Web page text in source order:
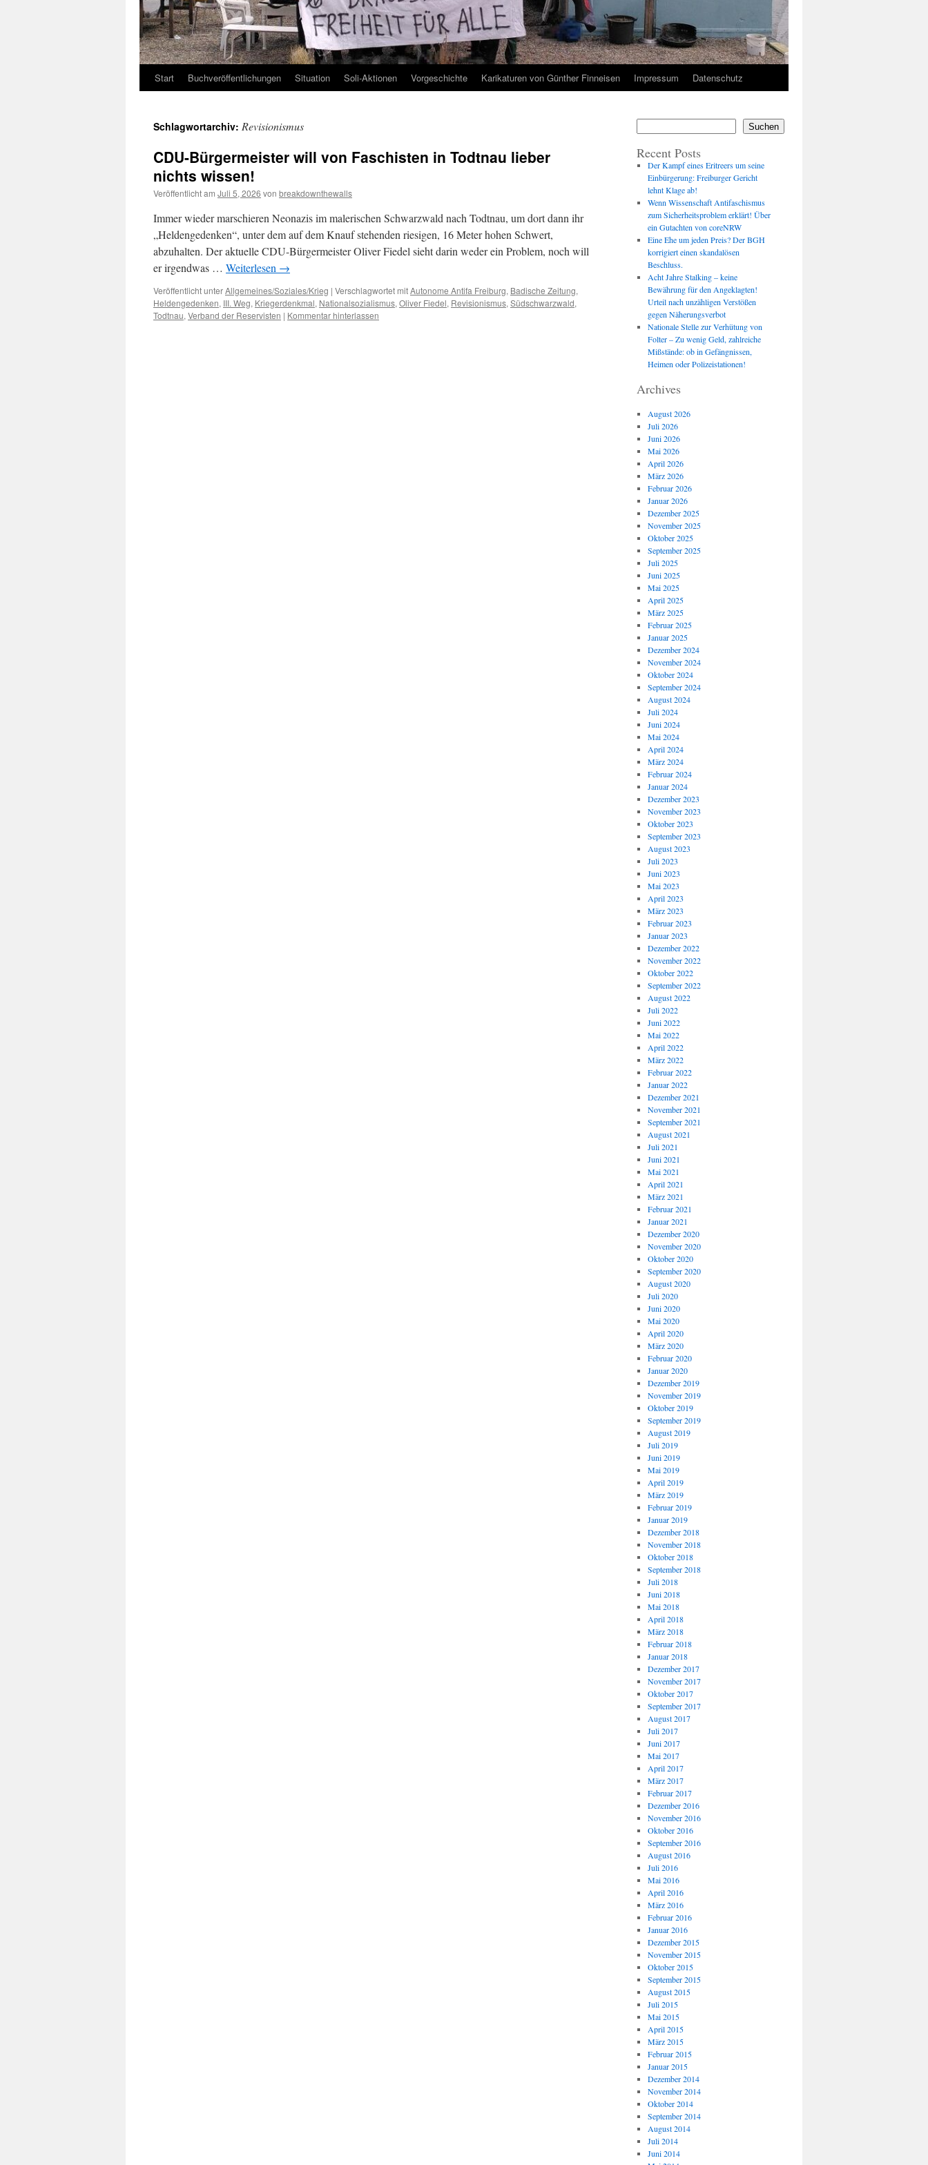
Start Buchveröffentlichungen Situation Soli-Aktionen Vorgeschichte Karikaturen von Günther Finneisen Impressum Datenschutz
Schlagwortarchiv: Revisionismus
CDU-Bürgermeister will von Faschisten in Todtnau lieber
nichts wissen!
Veröffentlicht am Juli 5, 2026 von breakdownthewalls
Immer wieder marschieren Neonazis im malerischen Schwarzwald nach Todtnau, um dort dann ihr
„Heldengedenken“, unter dem auf dem Knauf stehenden riesigen, 16 Meter hohen Schwert,
abzuhalten. Der aktuelle CDU-Bürgermeister Oliver Fiedel sieht darin weder ein Problem, noch will
er irgendwas … Weiterlesen →
Veröffentlicht unterAllgemeines/Soziales/Krieg | Verschlagwortet mitAutonome Antifa Freiburg, Badische Zeitung,
Heldengedenken, III. Weg, Kriegerdenkmal, Nationalsozialismus, Oliver Fiedel, Revisionismus, Südschwarzwald,
Todtnau, Verband der Reservisten | Kommentar hinterlassen
Suchen
Recent Posts
Der Kampf eines Eritreers um seine
Einbürgerung: Freiburger Gericht
lehnt Klage ab!
Wenn Wissenschaft Antifaschismus
zum Sicherheitsproblem erklärt! Über
ein Gutachten von coreNRW
Eine Ehe um jeden Preis? Der BGH
korrigiert einen skandalösen
Beschluss.
Acht Jahre Stalking – keine
Bewährung für den Angeklagten!
Urteil nach unzähligen Verstößen
gegen Näherungsverbot
Nationale Stelle zur Verhütung von
Folter – Zu wenig Geld, zahlreiche
Mißstände: ob in Gefängnissen,
Heimen oder Polizeistationen!
Archives
August 2026
Juli 2026
Juni 2026
Mai 2026
April 2026
März 2026
Februar 2026
Januar 2026
Dezember 2025
November 2025
Oktober 2025
September 2025
Juli 2025
Juni 2025
Mai 2025
April 2025
März 2025
Februar 2025
Januar 2025
Dezember 2024
November 2024
Oktober 2024
September 2024
August 2024
Juli 2024
Juni 2024
Mai 2024
April 2024
März 2024
Februar 2024
Januar 2024
Dezember 2023
November 2023
Oktober 2023
September 2023
August 2023
Juli 2023
Juni 2023
Mai 2023
April 2023
März 2023
Februar 2023
Januar 2023
Dezember 2022
November 2022
Oktober 2022
September 2022
August 2022
Juli 2022
Juni 2022
Mai 2022
April 2022
März 2022
Februar 2022
Januar 2022
Dezember 2021
November 2021
September 2021
August 2021
Juli 2021
Juni 2021
Mai 2021
April 2021
März 2021
Februar 2021
Januar 2021
Dezember 2020
November 2020
Oktober 2020
September 2020
August 2020
Juli 2020
Juni 2020
Mai 2020
April 2020
März 2020
Februar 2020
Januar 2020
Dezember 2019
November 2019
Oktober 2019
September 2019
August 2019
Juli 2019
Juni 2019
Mai 2019
April 2019
März 2019
Februar 2019
Januar 2019
Dezember 2018
November 2018
Oktober 2018
September 2018
Juli 2018
Juni 2018
Mai 2018
April 2018
März 2018
Februar 2018
Januar 2018
Dezember 2017
November 2017
Oktober 2017
September 2017
August 2017
Juli 2017
Juni 2017
Mai 2017
April 2017
März 2017
Februar 2017
Dezember 2016
November 2016
Oktober 2016
September 2016
August 2016
Juli 2016
Mai 2016
April 2016
März 2016
Februar 2016
Januar 2016
Dezember 2015
November 2015
Oktober 2015
September 2015
August 2015
Juli 2015
Mai 2015
April 2015
März 2015
Februar 2015
Januar 2015
Dezember 2014
November 2014
Oktober 2014
September 2014
August 2014
Juli 2014
Juni 2014